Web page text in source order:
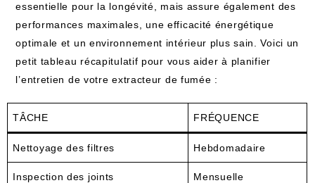
essentielle pour la longévité, mais assure également des
performances maximales, une efficacité énergétique
optimale et un environnement intérieur plus sain. Voici un
petit tableau récapitulatif pour vous aider à planifier
l’entretien de votre extracteur de fumée :
TÂCHE FRÉQUENCE
Nettoyage des filtres Hebdomadaire
Inspection des joints Mensuelle